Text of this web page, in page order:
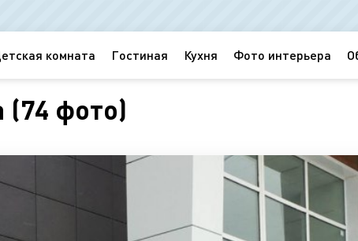
комната Гостиная Кухня Фото интерьера
(74 фото)